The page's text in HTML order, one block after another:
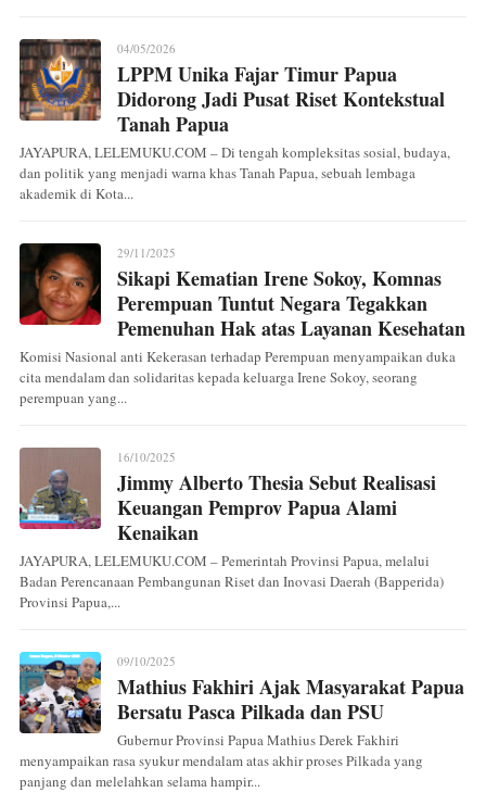
04/05/2026
LPPM Unika Fajar Timur Papua
Didorong Jadi Pusat Riset Kontekstual
Tanah Papua
JAYAPURA, LELEMUKU.COM – Di tengah kompleksitas sosial, budaya,
dan politik yang menjadi warna khas Tanah Papua, sebuah lembaga
akademik di Kota...
29/11/2025
Sikapi Kematian Irene Sokoy, Komnas
Perempuan Tuntut Negara Tegakkan
Pemenuhan Hak atas Layanan Kesehatan
Komisi Nasional anti Kekerasan terhadap Perempuan menyampaikan duka
cita mendalam dan solidaritas kepada keluarga Irene Sokoy, seorang
perempuan yang...
16/10/2025
Jimmy Alberto Thesia Sebut Realisasi
Keuangan Pemprov Papua Alami
Kenaikan
JAYAPURA, LELEMUKU.COM – Pemerintah Provinsi Papua, melalui
Badan Perencanaan Pembangunan Riset dan Inovasi Daerah (Bapperida)
Provinsi Papua,...
09/10/2025
Mathius Fakhiri Ajak Masyarakat Papua
Bersatu Pasca Pilkada dan PSU
Gubernur Provinsi Papua Mathius Derek Fakhiri
menyampaikan rasa syukur mendalam atas akhir proses Pilkada yang
panjang dan melelahkan selama hampir...